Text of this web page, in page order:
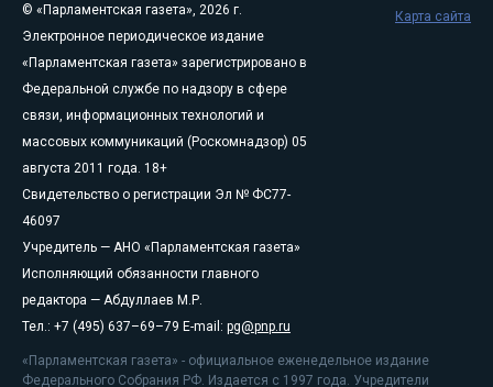
© «Парламентская газета», 2026 г.
Электронное периодическое издание
«Парламентская газета» зарегистрировано в
Федеральной службе по надзору в сфере
связи, информационных технологий и
массовых коммуникаций (Роскомнадзор) 05
августа 2011 года. 18+
Свидетельство о регистрации Эл № ФС77-
46097
Учредитель — АНО «Парламентская газета»
Исполняющий обязанности главного
редактора — Абдуллаев М.Р.
Тел.: +7 (495) 637–69–79 E-mail: pg@pnp.ru
«Парламентская газета» - официальное еженедельное издание
Федерального Собрания РФ. Издается с 1997 года. Учредители
Карта сайта